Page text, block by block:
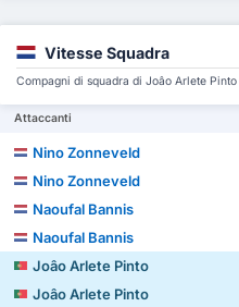
Vitesse Squadra
Compagni di squadra di Joâo Arlete
Attaccanti
Nino Zonneveld
Nino Zonneveld
Naoufal Bannis
Naoufal Bannis
Joâo Arlete Pinto
Joâo Arlete Pinto